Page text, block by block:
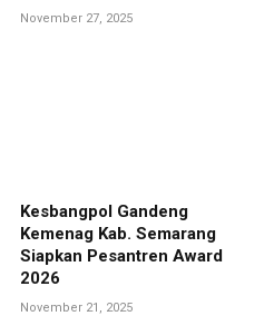
November 27, 2025
Kesbangpol Gandeng
Kemenag Kab. Semarang
Siapkan Pesantren Award
2026
November 21, 2025